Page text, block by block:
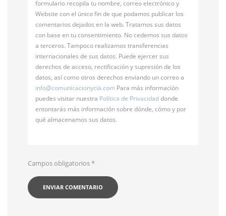
formulario recopila tu nombre, correo electrónico y
Website con el único fin de que podamos publicar los
comentarios dejados en la web. Tratamos sus datos
con base en tu consentimiento. No cedemos sus datos
a terceros. Tampoco realizamos transferencias
internacionales de sus datos. Puede ejercer sus
derechos de acceso, rectificación y supresión de los
datos, así como otros derechos enviando un correo a
info@comunicacionycia.com Para más información
puedes visitar nuestra Política de Privacidaddonde
entontarás más información sobre dónde, cómo y por
qué almacenamos sus datos.
Campos obligatorios*